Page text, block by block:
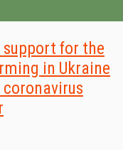
for the
in Ukraine